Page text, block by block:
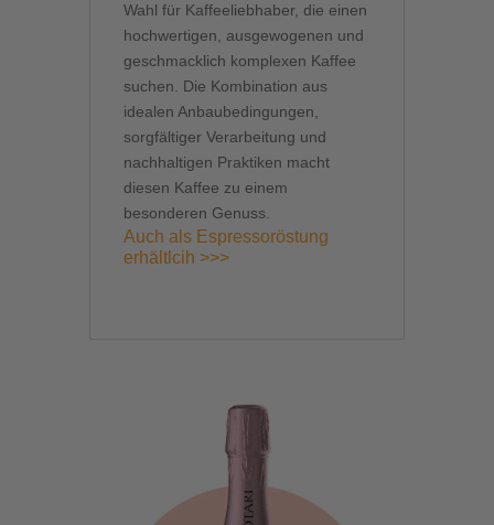
Wahl für Kaffeeliebhaber, die einen
hochwertigen, ausgewogenen und
geschmacklich komplexen Kaffee
suchen. Die Kombination aus
idealen Anbaubedingungen,
sorgfältiger Verarbeitung und
nachhaltigen Praktiken macht
diesen Kaffee zu einem
besonderen Genuss.
Auch als Espressoröstung
erhältlcih >>>